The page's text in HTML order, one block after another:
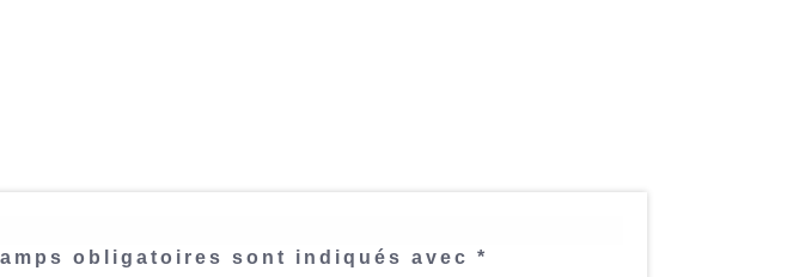
obligatoires sont indiqués avec *